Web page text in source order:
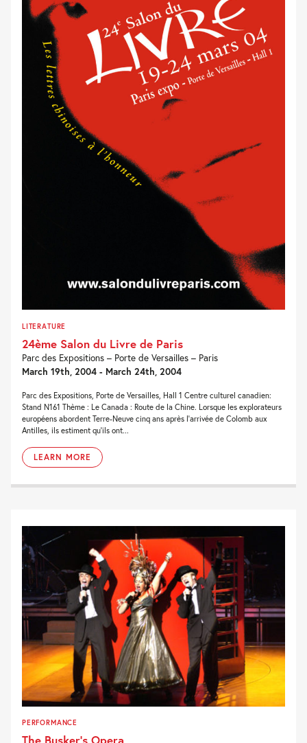
LITERATURE
24ème Salon du Livre de Paris
Parc des Expositions – Porte de Versailles – Paris
March 19th, 2004 - March 24th, 2004
Parc des Expositions, Porte de Versailles, Hall 1 Centre culturel canadien:
Stand N161 Thème : Le Canada : Route de la Chine. Lorsque les explorateurs
européens abordent Terre-Neuve cinq ans après l'arrivée de Colomb aux
Antilles, ils estiment qu'ils ont...
LEARN MORE
PERFORMANCE
The Busker’s Opera